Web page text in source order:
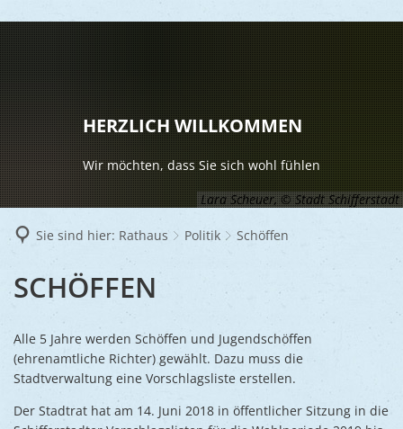
LEBEN
Vereine
Kinder
Senioren
Ukraine
RATHAUS
Aktuelles
Bürger-
Wahlen
Schulen
Bauen,
Lara Scheuer, © Stadt Schifferstadt
HERZLICH WILLKOMMEN
Wir möchten, dass Sie sich wohl fühlen
Sie sind hier: Rathaus Politik Schöffen
SCHÖFFEN
SCHÖFFEN
Alle 5 Jahre werden Schöffen und Jugendschöffen
(ehrenamtliche Richter) gewählt. Dazu muss die
Stadtverwaltung eine Vorschlagsliste erstellen.
Der Stadtrat hat am 14. Juni 2018 in öffentlicher Sitzung in die